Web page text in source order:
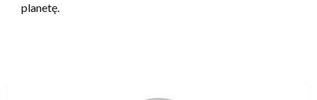
planetę.